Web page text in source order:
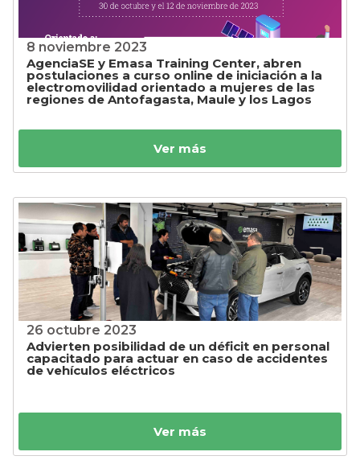
8 noviembre 2023
AgenciaSE y Emasa Training Center, abren
postulaciones a curso online de iniciación a la
electromovilidad orientado a mujeres de las
regiones de Antofagasta, Maule y los Lagos
Ver más
26 octubre 2023
Advierten posibilidad de un déficit en personal
capacitado para actuar en caso de accidentes
de vehículos eléctricos
Ver más